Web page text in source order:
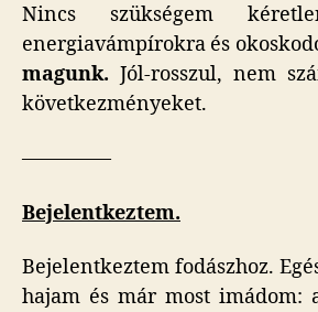
Nincs szükségem
energiavámpírokra és
magunk. Jól-rosszul, nem
következményeket.
————–
Bejelentkeztem.
Bejelentkeztem fodászhoz.
hajam és már most imádom: